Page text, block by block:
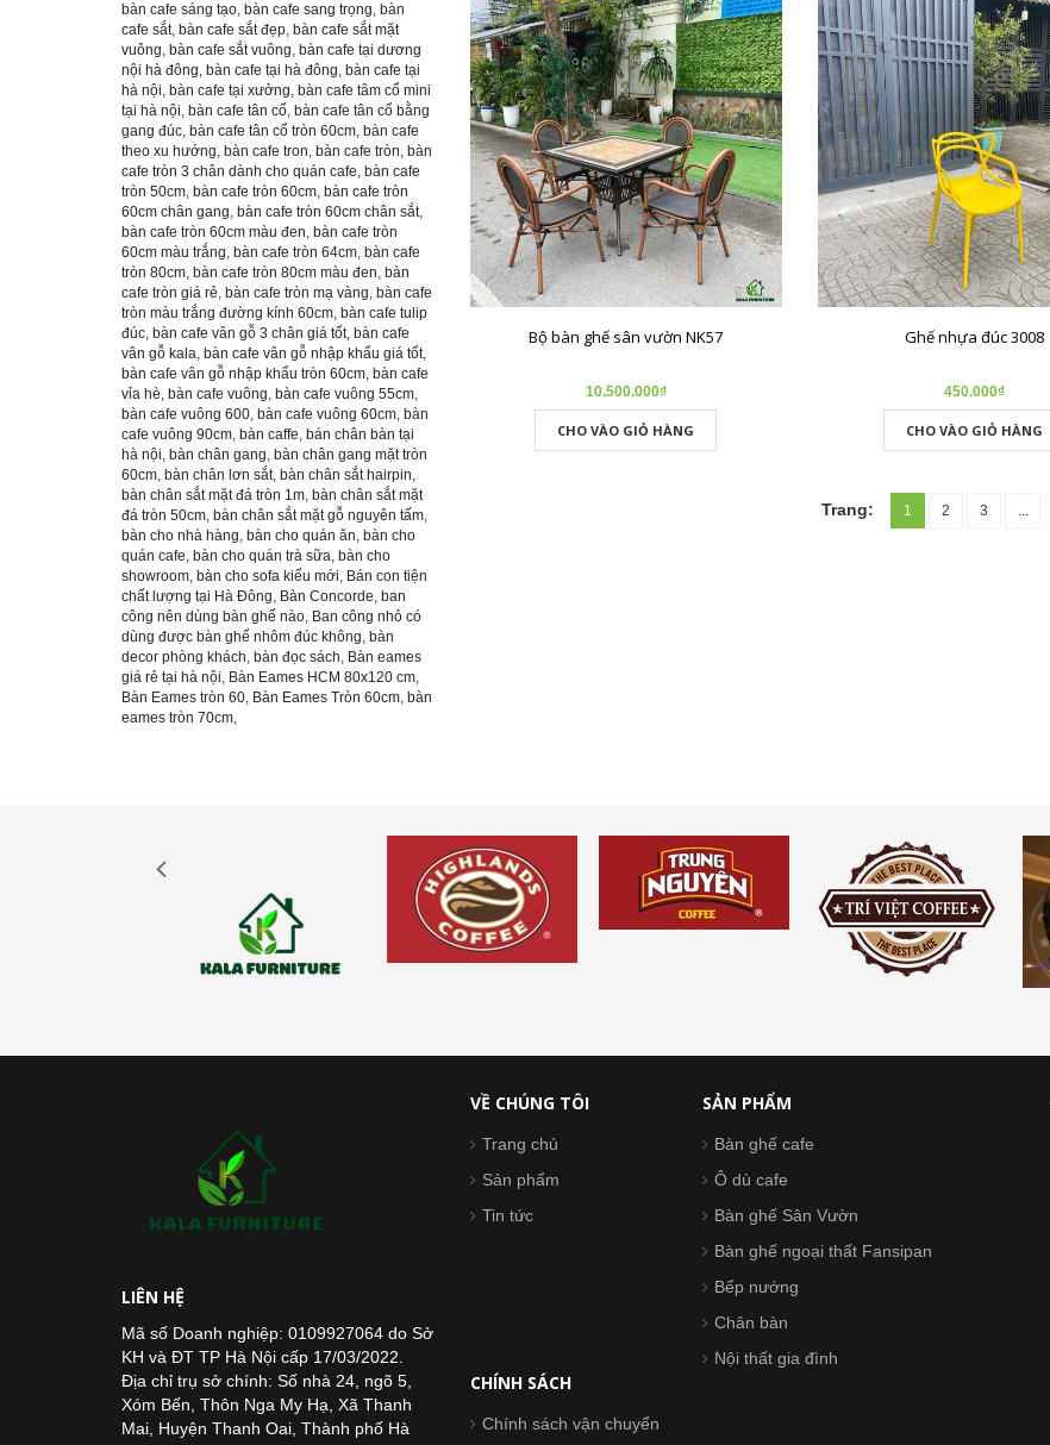
Bộ bàn ghế sân vườn NK57
10.500.000₫
CHO VÀO GIỎ HÀNG
Ghế nhựa đúc 3008
450.000₫
CHO VÀO GIỎ HÀNG
Trang: 1 2 3 ...
bàn cafe sáng tạo, bàn cafe sang trọng, bàn
cafe sắt, bàn cafe sắt đẹp, bàn cafe sắt mặt
vuông, bàn cafe sắt vuông, bàn cafe tại dương
nội hà đông, bàn cafe tại hà đông, bàn cafe tại
hà nội, bàn cafe tại xưởng, bàn cafe tâm cổ mini
tại hà nội, bàn cafe tân cổ, bàn cafe tân cổ bằng
gang đúc, bàn cafe tân cổ tròn 60cm, bàn cafe
theo xu hướng, bàn cafe tron, bàn cafe tròn, bàn
cafe tròn 3 chân dành cho quán cafe, bàn cafe
tròn 50cm, bàn cafe tròn 60cm, bàn cafe tròn
60cm chân gang, bàn cafe tròn 60cm chân sắt,
bàn cafe tròn 60cm màu đen, bàn cafe tròn
60cm màu trắng, bàn cafe tròn 64cm, bàn cafe
tròn 80cm, bàn cafe tròn 80cm màu đen, bàn
cafe tròn giá rẻ, bàn cafe tròn mạ vàng, bàn cafe
tròn màu trắng đường kính 60cm, bàn cafe tulip
đúc, bàn cafe vân gỗ 3 chân giá tốt, bàn cafe
vân gỗ kala, bàn cafe vân gỗ nhập khẩu giá tốt,
bàn cafe vân gỗ nhập khẩu tròn 60cm, bàn cafe
vỉa hè, bàn cafe vuông, bàn cafe vuông 55cm,
bàn cafe vuông 600, bàn cafe vuông 60cm, bàn
cafe vuông 90cm, bàn caffe, bán chân bàn tại
hà nội, bàn chân gang, bàn chân gang mặt tròn
60cm, bàn chân lơn sắt, bàn chân sắt hairpin,
bàn chân sắt mặt đá tròn 1m, bàn chân sắt mặt
đá tròn 50cm, bàn chân sắt mặt gỗ nguyên tấm,
bàn cho nhà hàng, bàn cho quán ăn, bàn cho
quán cafe, bàn cho quán trà sữa, bàn cho
showroom, bàn cho sofa kiểu mới, Bán con tiện
chất lượng tại Hà Đông, Bàn Concorde, ban
công nên dùng bàn ghế nào, Ban công nhỏ có
dùng được bàn ghế nhôm đúc không, bàn
decor phòng khách, bàn đọc sách, Bàn eames
giá rẻ tại hà nội, Bàn Eames HCM 80x120 cm,
Bàn Eames tròn 60, Bàn Eames Tròn 60cm, bàn
eames tròn 70cm,
LIÊN HỆ
Mã số Doanh nghiệp: 0109927064 do Sở
KH và ĐT TP Hà Nội cấp 17/03/2022.
Địa chỉ trụ sở chính: Số nhà 24, ngõ 5,
Xóm Bến, Thôn Nga My Hạ, Xã Thanh
Mai, Huyện Thanh Oai, Thành phố Hà
VỀ CHÚNG TÔI
Trang chủ
Sản phẩm
Tin tức
CHÍNH SÁCH
Chính sách vận chuyển
SẢN PHẨM
Bàn ghế cafe
Ô dù cafe
Bàn ghế Sân Vườn
Bàn ghế ngoại thất Fansipan
Bếp nướng
Chân bàn
Nội thất gia đình